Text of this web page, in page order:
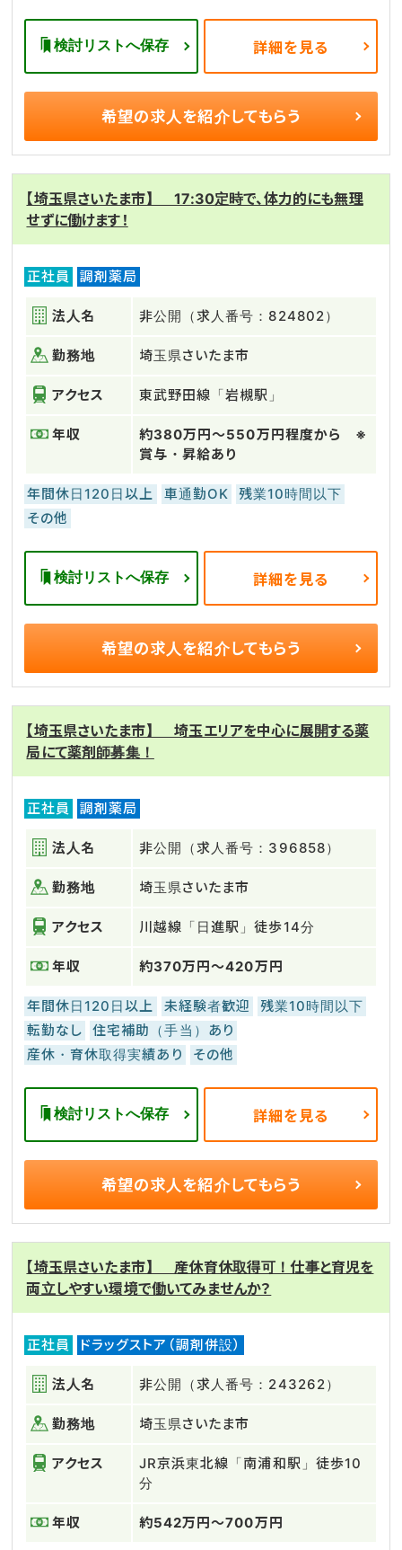
検討リストへ保存 詳細を見る
希望の求人を紹介してもらう
【埼玉県さいたま市】 17:30定時で、体力的にも無理
せずに働けます！
正社員 調剤薬局
法人名 非公開（求人番号：824802）
勤務地 埼玉県さいたま市
アクセス 東武野田線「岩槻駅」
年収
約380万円～550万円程度から ※
賞与・昇給あり
年間休日120日以上 車通勤OK
残業10時間以下
その他
検討リストへ保存 詳細を見る
希望の求人を紹介してもらう
【埼玉県さいたま市】 埼玉エリアを中心に展開する薬
局にて薬剤師募集！
正社員 調剤薬局
法人名 非公開（求人番号：396858）
勤務地 埼玉県さいたま市
アクセス 川越線「日進駅」徒歩14分
年収 約370万円～420万円
年間休日120日以上 未経験者歓迎
残業10時間以下
転勤なし
住宅補助（手当）あり
産休・育休取得実績あり
その他
検討リストへ保存 詳細を見る
希望の求人を紹介してもらう
【埼玉県さいたま市】 産休育休取得可！仕事と育児を
両立しやすい環境で働いてみませんか？
正社員 ドラッグストア（調剤併設）
法人名 非公開（求人番号：243262）
勤務地 埼玉県さいたま市
アクセス
JR京浜東北線「南浦和駅」徒歩10
分
年収 約542万円～700万円